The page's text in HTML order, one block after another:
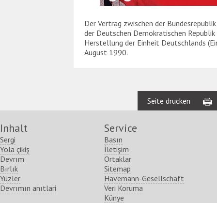
Der Vertrag zwischen der
der Deutschen Demokratischen Republik
Herstellung der Einheit Deutschlands
August 1990.
Seite drucken
Inhalt
Sergi
Yola çikiş
Devrım
Bırlık
Yüzler
Devrımın anıtlari
Service
Basın
İletişim
Ortaklar
Sitemap
Havemann-Gesellschaft
Veri Koruma
Künye